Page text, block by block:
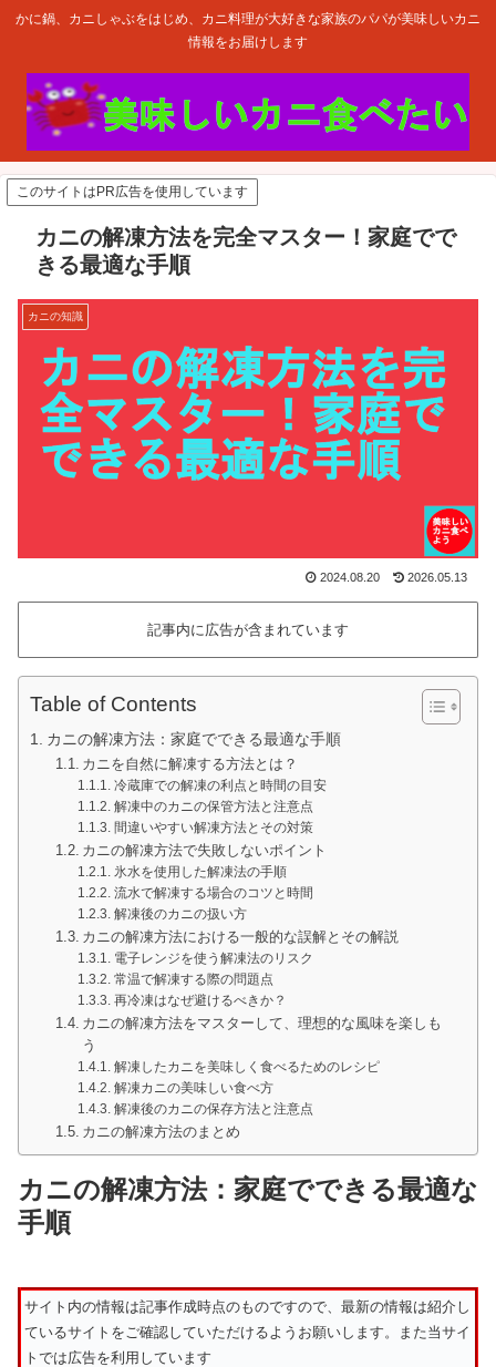
かに鍋、カニしゃぶをはじめ、カニ料理が大好きな家族のパパが美味しいカニ
情報をお届けします
このサイトはPR広告を使用しています
カニの解凍方法を完全マスター！家庭でで
きる最適な手順
カニの知識
2024.08.20 2026.05.13
記事内に広告が含まれています
Table of Contents
カニの解凍方法：家庭でできる最適な手順
カニを自然に解凍する方法とは？
冷蔵庫での解凍の利点と時間の目安
解凍中のカニの保管方法と注意点
間違いやすい解凍方法とその対策
カニの解凍方法で失敗しないポイント
氷水を使用した解凍法の手順
流水で解凍する場合のコツと時間
解凍後のカニの扱い方
カニの解凍方法における一般的な誤解とその解説
電子レンジを使う解凍法のリスク
常温で解凍する際の問題点
再冷凍はなぜ避けるべきか？
カニの解凍方法をマスターして、理想的な風味を楽しも
う
解凍したカニを美味しく食べるためのレシピ
解凍カニの美味しい食べ方
解凍後のカニの保存方法と注意点
カニの解凍方法のまとめ
カニの解凍方法：家庭でできる最適な
手順
サイト内の情報は記事作成時点のものですので、最新の情報は紹介し
ているサイトをご確認していただけるようお願いします。また当サイ
トでは広告を利用しています